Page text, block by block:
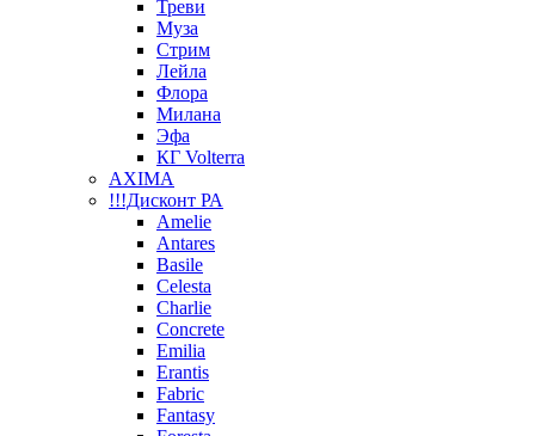
Треви
Муза
Стрим
Лейла
Флора
Милана
Эфа
КГ Volterra
AXIMA
!!!Дисконт РА
Amelie
Antares
Basile
Celesta
Charlie
Concrete
Emilia
Erantis
Fabric
Fantasy